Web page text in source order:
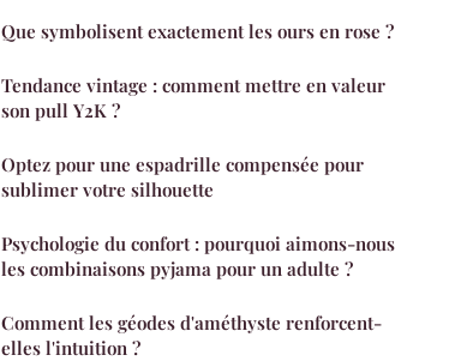
Que symbolisent exactement les ours en rose ?
Tendance vintage : comment mettre en valeur
son pull Y2K ?
Optez pour une espadrille compensée pour
sublimer votre silhouette
Psychologie du confort : pourquoi aimons-nous
les combinaisons pyjama pour un adulte ?
Comment les géodes d'améthyste renforcent-
elles l'intuition ?